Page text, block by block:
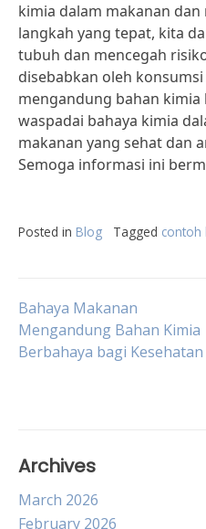
kimia dalam makanan
langkah yang tepat, kita
tubuh dan mencegah
disebabkan oleh
mengandung bahan kimia
waspadai bahaya kimia
makanan yang sehat dan
Semoga informasi ini
Posted in Blog Tagged contoh
Post
navigation
Bahaya Makanan
Mengandung Bahan Kimia
Berbahaya bagi Kesehatan
Archives
March 2026
February 2026